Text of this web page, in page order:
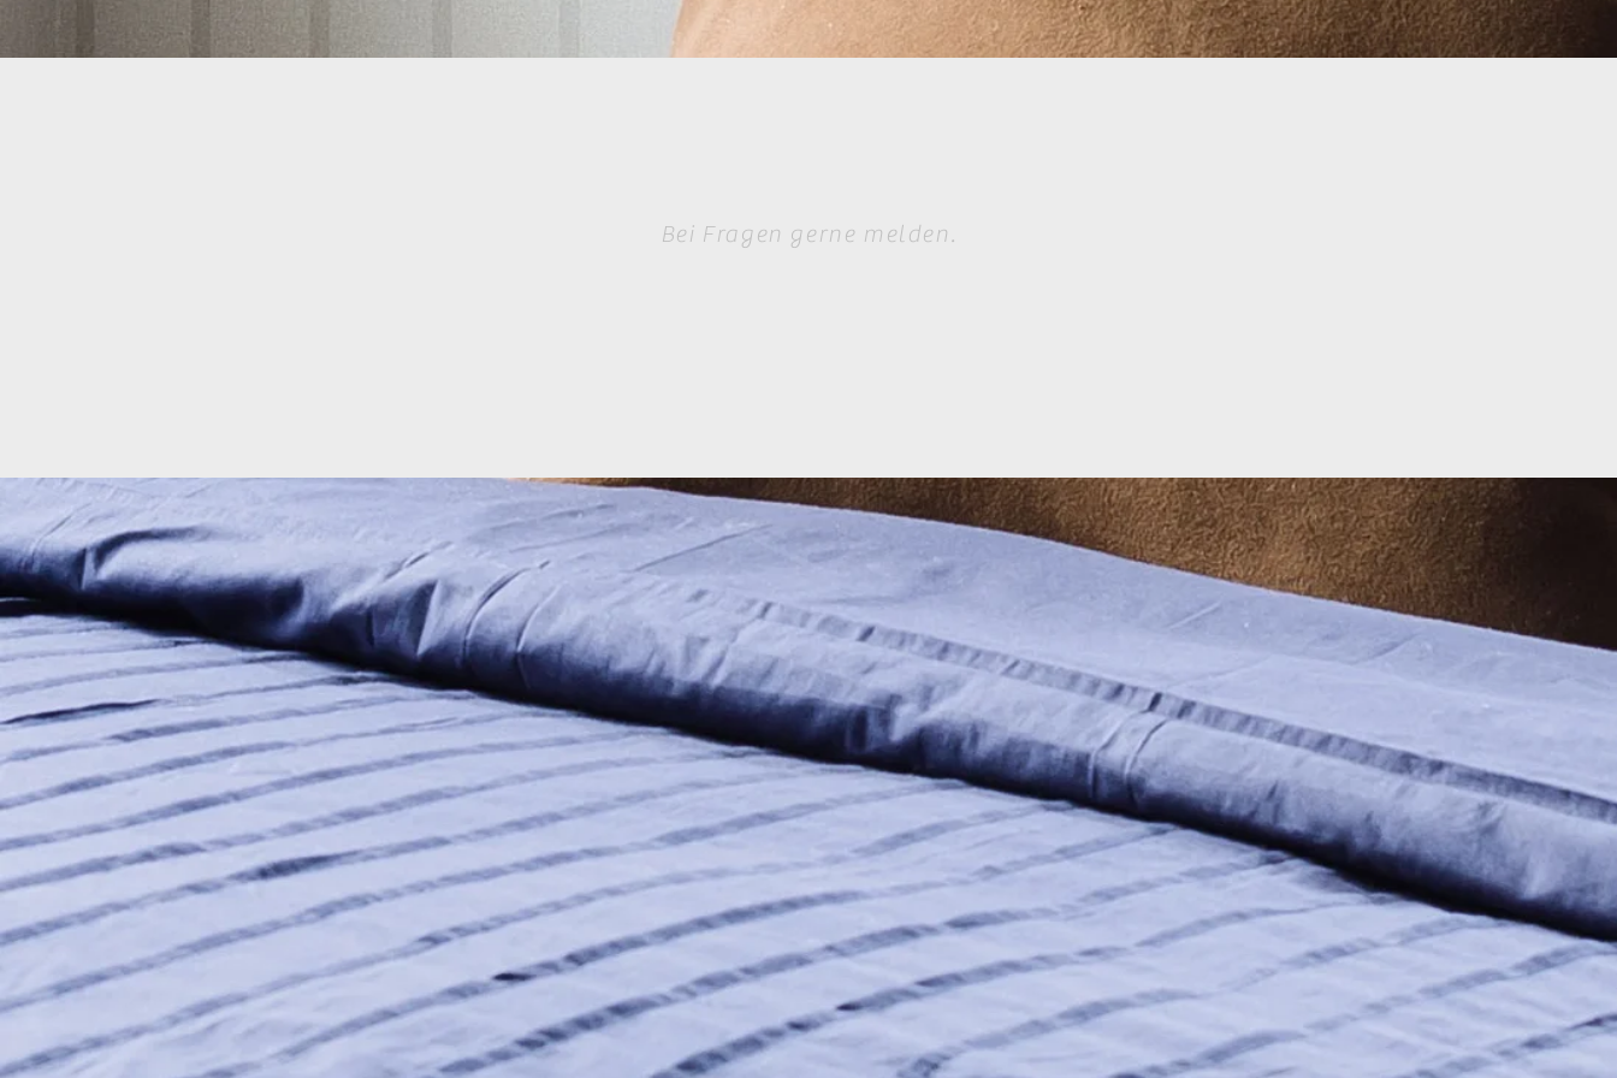
Bei Fragen gerne melden.